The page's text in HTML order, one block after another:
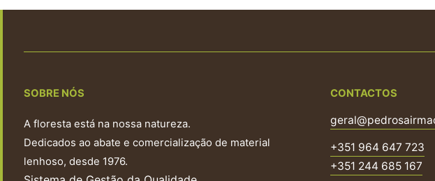
SOBRE NÓS
A floresta está na nossa natureza.
Dedicados ao abate e comercialização de material
lenhoso, desde 1976.
CONTACTOS
+351 964 647 723
+351 244 685 167